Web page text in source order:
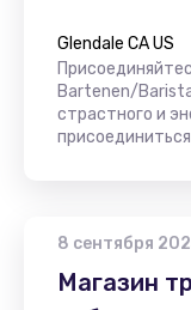
Glendale CA US
Bartenen/
страстного и
8 сентября
Магазин